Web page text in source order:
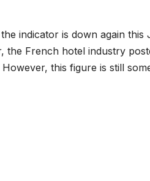
indicator is down again this
the French hotel industry
this figure is still